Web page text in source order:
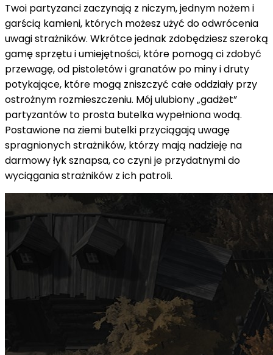
Twoi partyzanci zaczynają z niczym, jednym nożem i
garścią kamieni, których możesz użyć do odwrócenia
uwagi strażników. Wkrótce jednak zdobędziesz szeroką
gamę sprzętu i umiejętności, które pomogą ci zdobyć
przewagę, od pistoletów i granatów po miny i druty
potykające, które mogą zniszczyć całe oddziały przy
ostrożnym rozmieszczeniu. Mój ulubiony „gadżet”
partyzantów to prosta butelka wypełniona wodą.
Postawione na ziemi butelki przyciągają uwagę
spragnionych strażników, którzy mają nadzieję na
darmowy łyk sznapsa, co czyni je przydatnymi do
wyciągania strażników z ich patroli.